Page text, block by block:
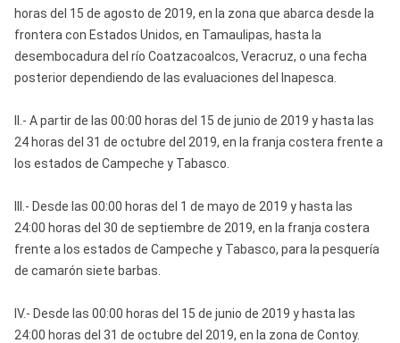
horas del 15 de agosto de 2019, en la zona que abarca desde la
frontera con Estados Unidos, en Tamaulipas, hasta la
desembocadura del río Coatzacoalcos, Veracruz, o una fecha
posterior dependiendo de las evaluaciones del Inapesca.
II.- A partir de las 00:00 horas del 15 de junio de 2019 y hasta las
24 horas del 31 de octubre del 2019, en la franja costera frente a
los estados de Campeche y Tabasco.
III.- Desde las 00:00 horas del 1 de mayo de 2019 y hasta las
24:00 horas del 30 de septiembre de 2019, en la franja costera
frente a los estados de Campeche y Tabasco, para la pesquería
de camarón siete barbas.
IV.- Desde las 00:00 horas del 15 de junio de 2019 y hasta las
24:00 horas del 31 de octubre del 2019, en la zona de Contoy.